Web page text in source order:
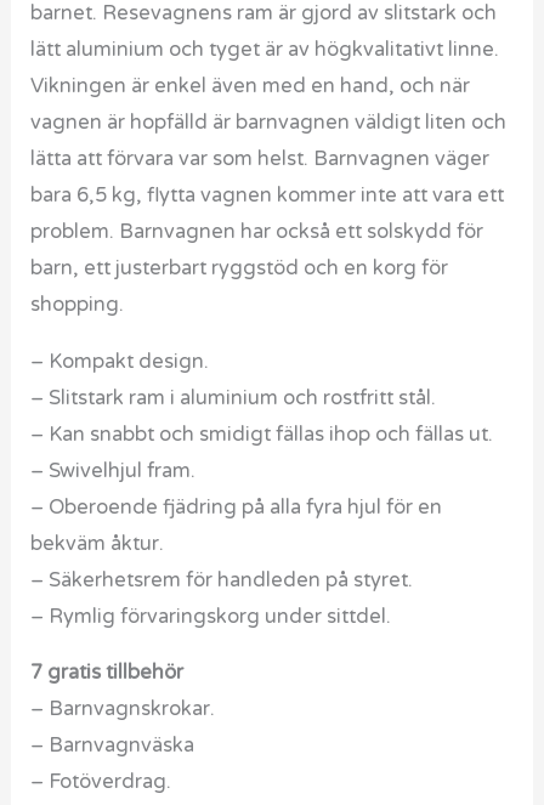
barnet. Resevagnens ram är gjord av slitstark och
lätt aluminium och tyget är av högkvalitativt linne.
Vikningen är enkel även med en hand, och när
vagnen är hopfälld är barnvagnen väldigt liten och
lätta att förvara var som helst. Barnvagnen väger
bara 6,5 kg, flytta vagnen kommer inte att vara ett
problem. Barnvagnen har också ett solskydd för
barn, ett justerbart ryggstöd och en korg för
shopping.
– Kompakt design.
– Slitstark ram i aluminium och rostfritt stål.
– Kan snabbt och smidigt fällas ihop och fällas ut.
– Swivelhjul fram.
– Oberoende fjädring på alla fyra hjul för en
bekväm åktur.
– Säkerhetsrem för handleden på styret.
– Rymlig förvaringskorg under sittdel.
7 gratis tillbehör
– Barnvagnskrokar.
– Barnvagnväska
– Fotöverdrag.